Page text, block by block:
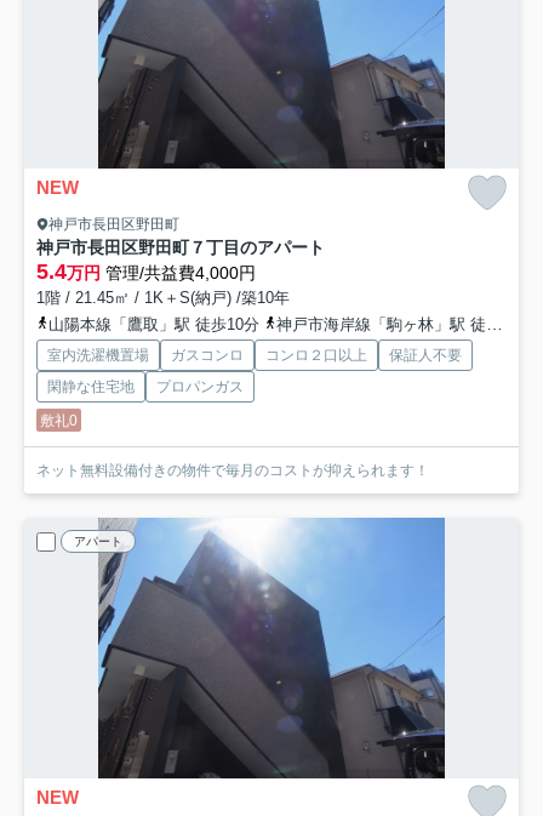
NEW
神戸市長田区野田町
神戸市長田区野田町７丁目のアパート
5.4万円 管理/共益費4,000円
1階 / 21.45㎡ / 1K＋S(納戸) /築10年
山陽本線「鷹取」駅 徒歩10分
神戸市海岸線「駒ヶ林」駅 徒歩12分
室内洗濯機置場 ガスコンロ コンロ２口以上
保証人不要
閑静な住宅地
プロパンガス
敷礼0
ネット無料設備付きの物件で毎月のコストが抑えられます！
アパート
NEW